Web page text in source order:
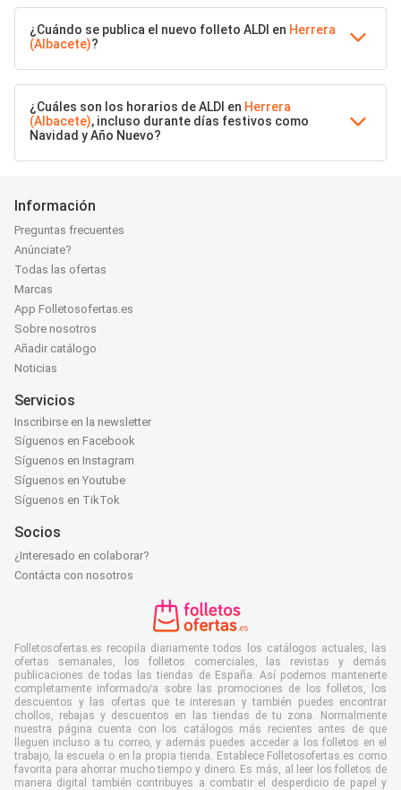
¿Cuándo se publica el nuevo folleto ALDI en Herrera
(Albacete)?
¿Cuáles son los horarios de ALDI en Herrera
(Albacete), incluso durante días festivos como
Navidad y Año Nuevo?
Información
Preguntas frecuentes
Anúnciate?
Todas las ofertas
Marcas
App Folletosofertas.es
Sobre nosotros
Añadir catálogo
Noticias
Servicios
Inscribirse en la newsletter
Síguenos en Facebook
Síguenos en Instagram
Síguenos en Youtube
Síguenos en TikTok
Socios
¿Interesado en colaborar?
Contácta con nosotros
Folletosofertas.es recopila diariamente todos los catálogos actuales, las
ofertas semanales, los folletos comerciales, las revistas y demás
publicaciones de todas las tiendas de España. Así podemos mantenerte
completamente informado/a sobre las promociones de los folletos, los
descuentos y las ofertas que te interesan y también puedes encontrar
chollos, rebajas y descuentos en las tiendas de tu zona. Normalmente
nuestra página cuenta con los catálogos más recientes antes de que
lleguen incluso a tu correo, y además puedes acceder a los folletos en el
trabajo, la escuela o en la propia tienda. Establece Folletosofertas.es como
favorita para ahorrar mucho tiempo y dinero. Es más, al leer los folletos de
manera digital también contribuyes a combatir el desperdicio de papel y